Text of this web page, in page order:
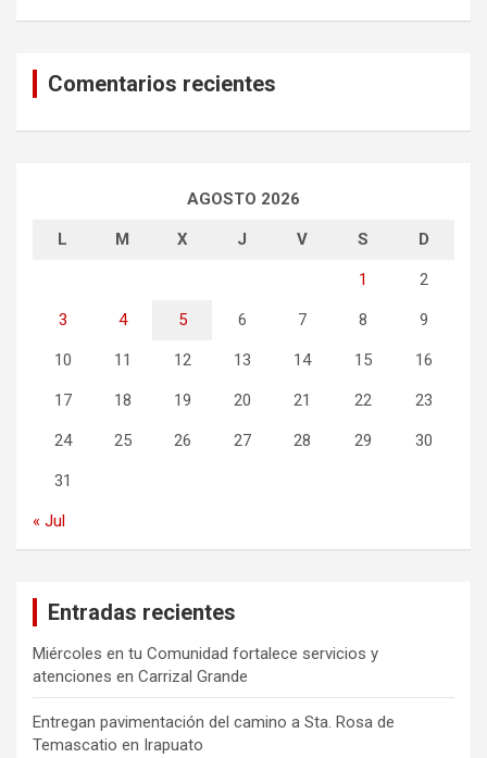
Comentarios recientes
AGOSTO 2026
L M X J V S D
1 2
3 4 5 6 7 8 9
10 11 12 13 14 15 16
17 18 19 20 21 22 23
24 25 26 27 28 29 30
31
« Jul
Entradas recientes
Miércoles en tu Comunidad fortalece servicios y
atenciones en Carrizal Grande
Entregan pavimentación del camino a Sta. Rosa de
Temascatio en Irapuato